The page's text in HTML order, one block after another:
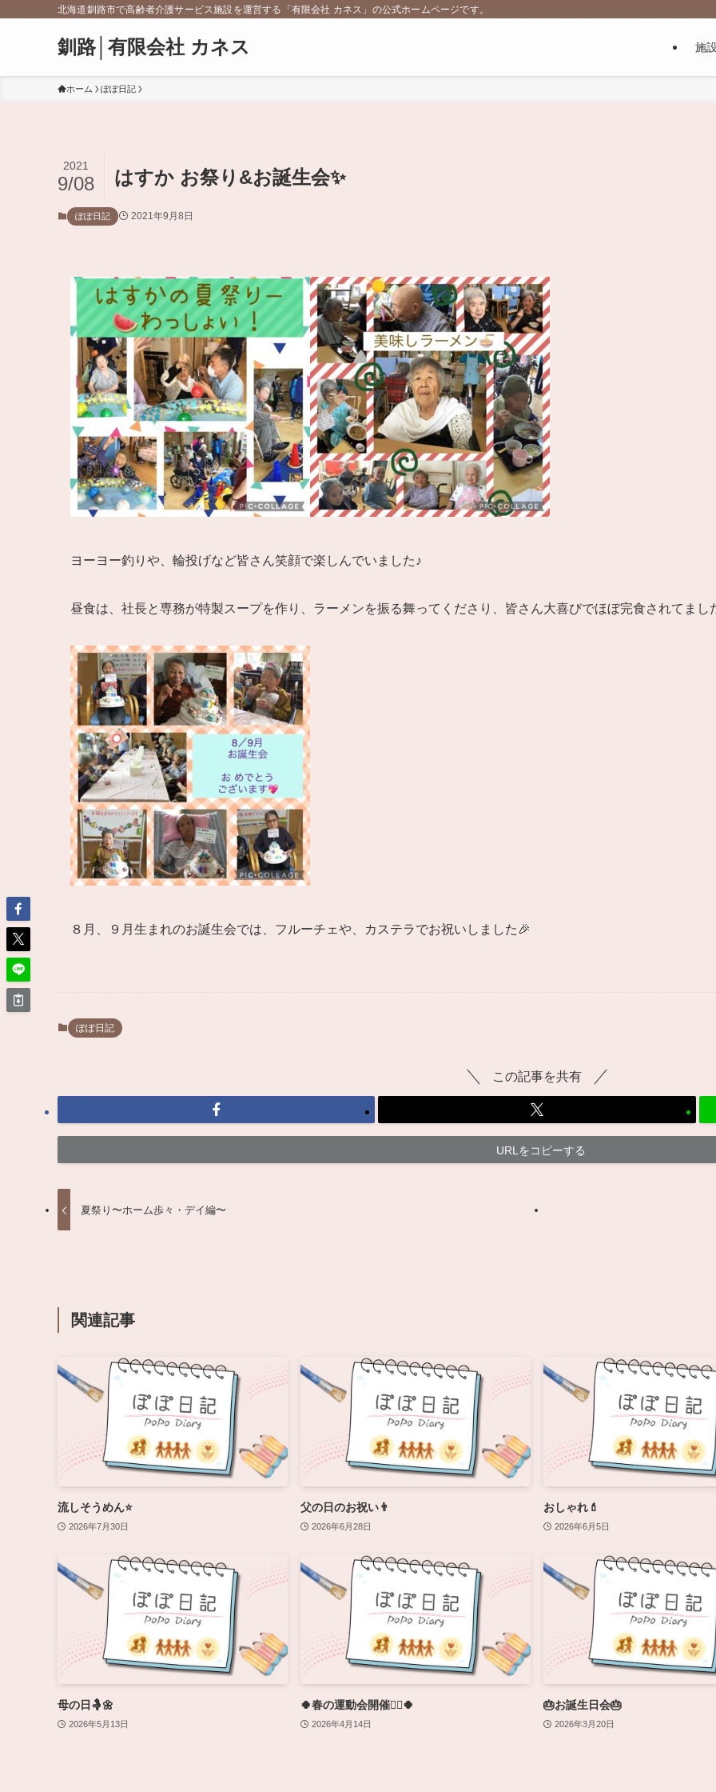
北海道釧路市で高齢者介護サービス施設を運営する「有限会社 カネス」の公式ホームページです。
釧路│有限会社 カネス 施
ホーム ぽぽ日記
はすか お祭り&お誕生会✨
2021
9/08
ぽぽ日記 2021年9月8日
ヨーヨー釣りや、輪投げなど皆さん笑顔で楽しんでいました♪
昼食は、社長と専務が特製スープを作り、ラーメンを振る舞ってくださり、皆さん大喜びでほぼ完食されてまし
８月、９月生まれのお誕生会では、フルーチェや、カステラでお祝いしました🎉
ぽぽ日記
この記事を共有
URLをコピーする
夏祭り〜ホーム歩々・デイ編〜
関連記事
流しそうめん⭐️
2026年7月30日
父の日のお祝い👨
2026年6月28日
おしゃれ💄
2026年6月5日
母の日🤱🌼
2026年5月13日
🍀春の運動会開催🏃‍♀️🍀
2026年4月14日
🎂お誕生日会🎂
2026年3月20日